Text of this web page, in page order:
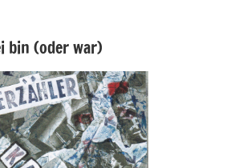
bin (oder war)